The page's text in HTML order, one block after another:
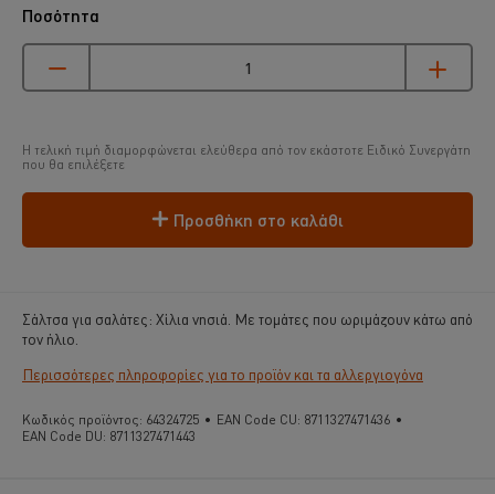
Ποσότητα
Η τελική τιμή διαμορφώνεται ελεύθερα από τον εκάστοτε Ειδικό Συνεργάτη
που θα επιλέξετε
Προσθήκη στο καλάθι
Σάλτσα για σαλάτες: Χίλια νησιά. Με τομάτες που ωριμάζουν κάτω από
τον ήλιο.
Περισσότερες πληροφορίες για το προϊόν και τα αλλεργιογόνα
Κωδικός προϊόντος: 64324725 • EAN Code CU: 8711327471436 •
EAN Code DU: 8711327471443